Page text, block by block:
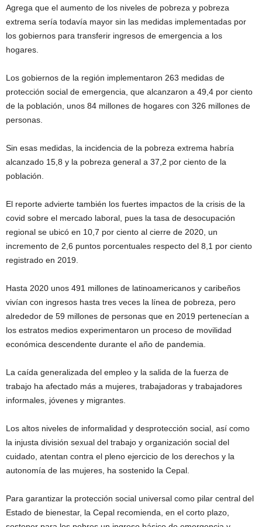
Agrega que el aumento de los niveles de pobreza y pobreza
extrema sería todavía mayor sin las medidas implementadas por
los gobiernos para transferir ingresos de emergencia a los
hogares.
Los gobiernos de la región implementaron 263 medidas de
protección social de emergencia, que alcanzaron a 49,4 por ciento
de la población, unos 84 millones de hogares con 326 millones de
personas.
Sin esas medidas, la incidencia de la pobreza extrema habría
alcanzado 15,8 y la pobreza general a 37,2 por ciento de la
población.
El reporte advierte también los fuertes impactos de la crisis de la
covid sobre el mercado laboral, pues la tasa de desocupación
regional se ubicó en 10,7 por ciento al cierre de 2020, un
incremento de 2,6 puntos porcentuales respecto del 8,1 por ciento
registrado en 2019.
Hasta 2020 unos 491 millones de latinoamericanos y caribeños
vivían con ingresos hasta tres veces la línea de pobreza, pero
alrededor de 59 millones de personas que en 2019 pertenecían a
los estratos medios experimentaron un proceso de movilidad
económica descendente durante el año de pandemia.
La caída generalizada del empleo y la salida de la fuerza de
trabajo ha afectado más a mujeres, trabajadoras y trabajadores
informales, jóvenes y migrantes.
Los altos niveles de informalidad y desprotección social, así como
la injusta división sexual del trabajo y organización social del
cuidado, atentan contra el pleno ejercicio de los derechos y la
autonomía de las mujeres, ha sostenido la Cepal.
Para garantizar la protección social universal como pilar central del
Estado de bienestar, la Cepal recomienda, en el corto plazo,